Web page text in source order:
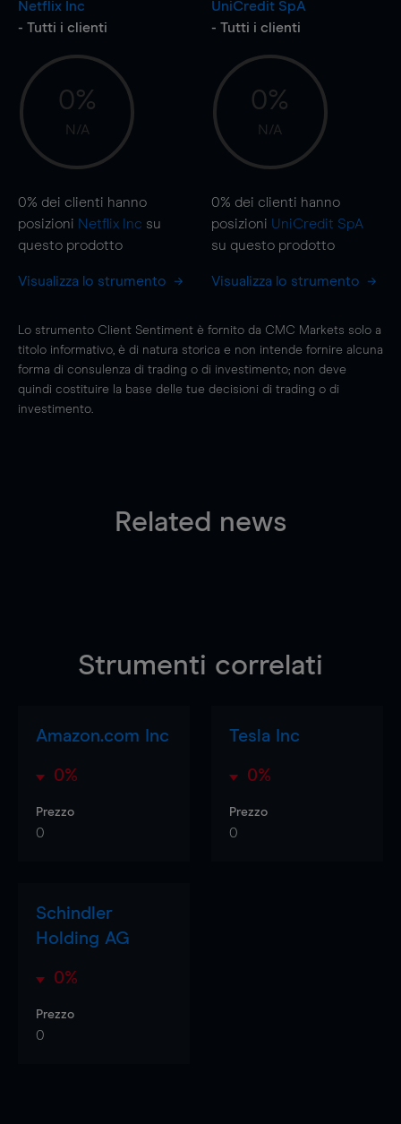
Netflix Inc
- Tutti i clienti
0%
N/A
0% dei clienti hanno
posizioni Netflix Inc su
questo prodotto
Visualizza lo strumento
UniCredit SpA
- Tutti i clienti
0%
N/A
0% dei clienti hanno
posizioni UniCredit SpA
su questo prodotto
Visualizza lo strumento
Lo strumento Client Sentiment è fornito da CMC Markets solo a
titolo informativo, è di natura storica e non intende fornire alcuna
forma di consulenza di trading o di investimento; non deve
quindi costituire la base delle tue decisioni di trading o di
investimento.
Related news
Strumenti correlati
Amazon.com Inc
0%
Prezzo
0
Tesla Inc
0%
Prezzo
0
Schindler
Holding AG
0%
Prezzo
0